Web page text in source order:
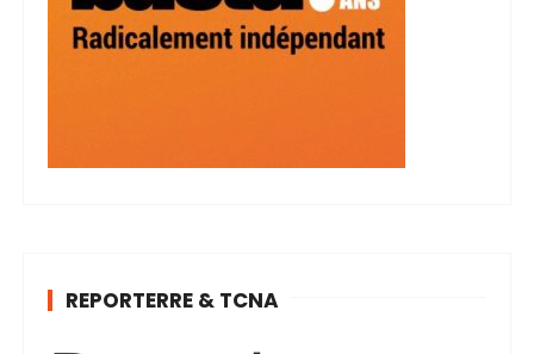
REPORTERRE & TCNA